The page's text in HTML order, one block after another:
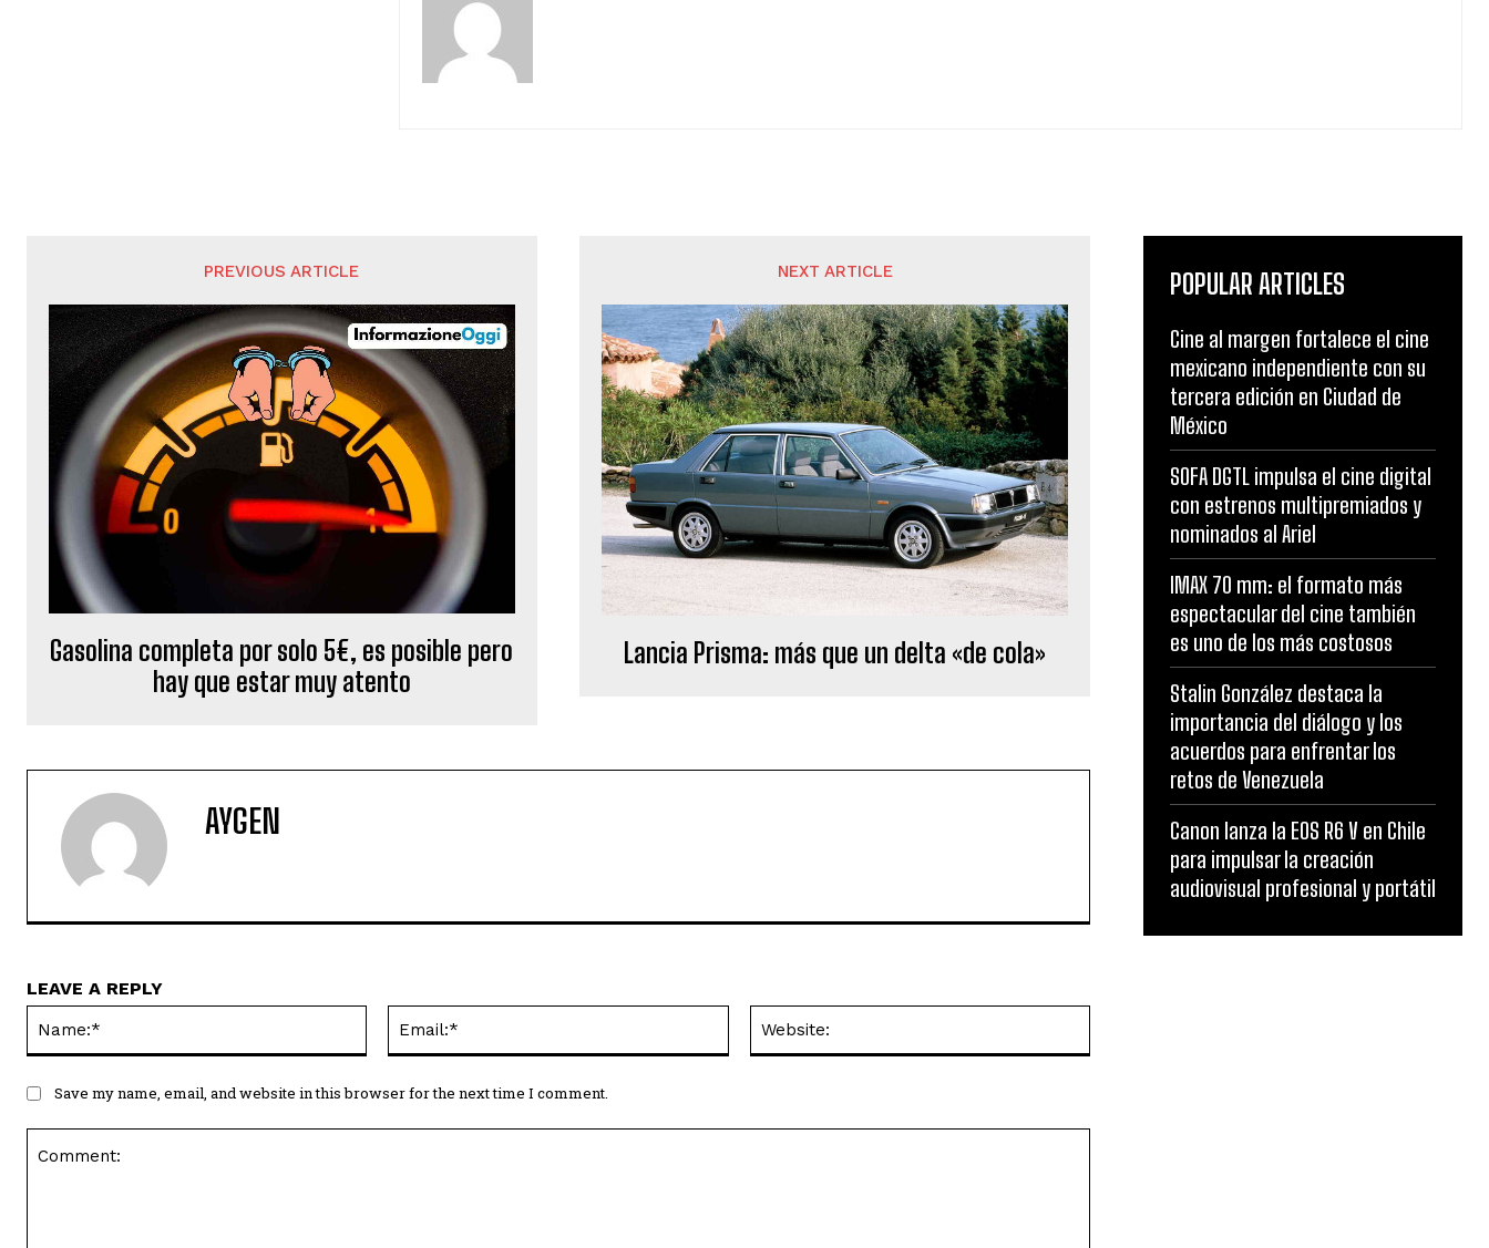
PREVIOUS ARTICLE
Gasolina completa por solo 5€, es posible pero
hay que estar muy atento
NEXT ARTICLE
Lancia Prisma: más que un delta «de cola»
AYGEN
LEAVE A REPLY
Save my name, email, and website in this browser for the next time I comment.
POPULAR ARTICLES
Cine al margen fortalece el cine
mexicano independiente con su
tercera edición en Ciudad de
México
SOFA DGTL impulsa el cine digital
con estrenos multipremiados y
nominados al Ariel
IMAX 70 mm: el formato más
espectacular del cine también
es uno de los más costosos
Stalin González destaca la
importancia del diálogo y los
acuerdos para enfrentar los
retos de Venezuela
Canon lanza la EOS R6 V en Chile
para impulsar la creación
audiovisual profesional y portátil